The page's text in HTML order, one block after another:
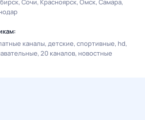
Сочи Красноярск Омск Самара
каналы детские спортивные hd
20 каналов новостные